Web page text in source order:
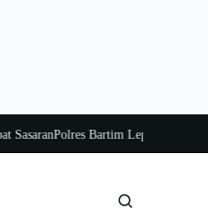
Polres Bartim Lepas Bakti Sosial